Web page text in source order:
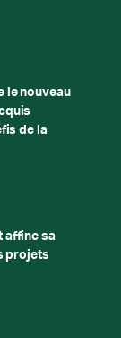
le nouveau
de la
affine sa
projets